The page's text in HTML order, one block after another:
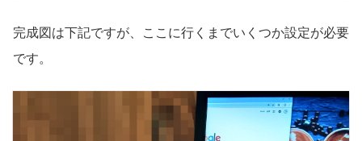
完成図は下記ですが、ここに行くまでいくつか設定が必要
です。